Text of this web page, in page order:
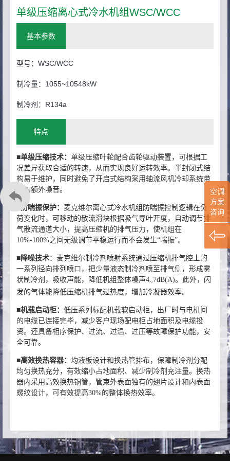
单级压缩离心式冷水机组WSC/WCC
基本参数
型号：WSC/WCC
制冷量：1055~10548kW
制冷剂：R134a
特点
■单级压缩技术：单级压缩叶轮配合齿轮驱动装置，可根据工
况差异获取合适的转速，从而实现良好运转效率。半封闭式结
构易于维护，同时避免了开启式结构采用轴流风机冷却系统带
来的额外噪音。
防喘振保护：麦克维尔离心式冷水机组防喘振控制逻辑在负
荷变化时，可移动的散流滑块根据吸气导叶开度，自动调节排
气散流通道大小，提高压缩机的排气压力，使机组在
10%-100%之间无级调节平稳运行而不会发生“喘振”。
■降噪技术：麦克维尔制冷剂喷射系统通过压缩机排气腔上的
一系列径向排列喷口，把少量液态制冷剂喷至排气侧，形成雾
状制冷剂，吸收声能，降低机组整体噪声4~7dB(A)。此外，闪
发的气体能降低压缩机排气过热度，增加冷凝器效率。
■机载启动柜：低压系列标配机载软启动柜，出厂时与电机间
的电缆已连接完毕，减少客户现场配电柜占地面积及电缆投
资。还具备相序保护、过流、过温、过压等故障保护功能，安
全可靠。
■高效换热容器：均液板设计和换热管排布，保障制冷剂分配
均匀换热充分，有效缩小占地面积、减少制冷剂充注量。换热
器内采用高效换热铜管，管束外表面独有的翅片设计和内表面
螺纹设计，可有效提高30%的整体换热效率。
空调
方案
咨询